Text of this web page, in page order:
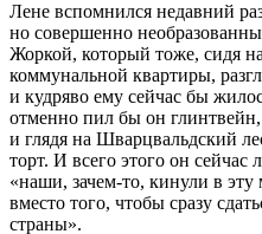
Лене вспомнился недавний
но совершенно
Жоркой, который тоже, сидя
коммунальной квартиры,
и кудряво ему сейчас бы
отменно пил бы он глинтвейн,
и глядя на Шварцвальдский
торт. И всего этого он
«наши, зачем-то, кинули в
вместо того, чтобы сразу
страны».